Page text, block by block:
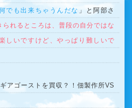
でも出来ちゃうんだな 」と阿部さ
られるところは、普段の自分ではな
しいですけど、やっぱり難しいで
アゴーストを買収？！佃製作所VS